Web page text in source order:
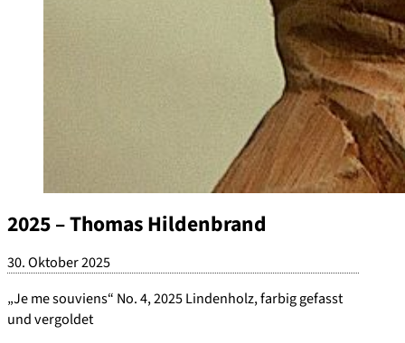
2025 – Thomas Hildenbrand
30. Oktober 2025
„Je me souviens“ No. 4, 2025 Lindenholz, farbig gefasst
und vergoldet